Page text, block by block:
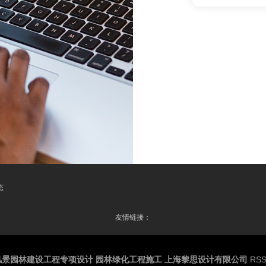
友情链接：
景园林建设工程专项设计 园林绿化工程施工 上海黎思设计有限公司